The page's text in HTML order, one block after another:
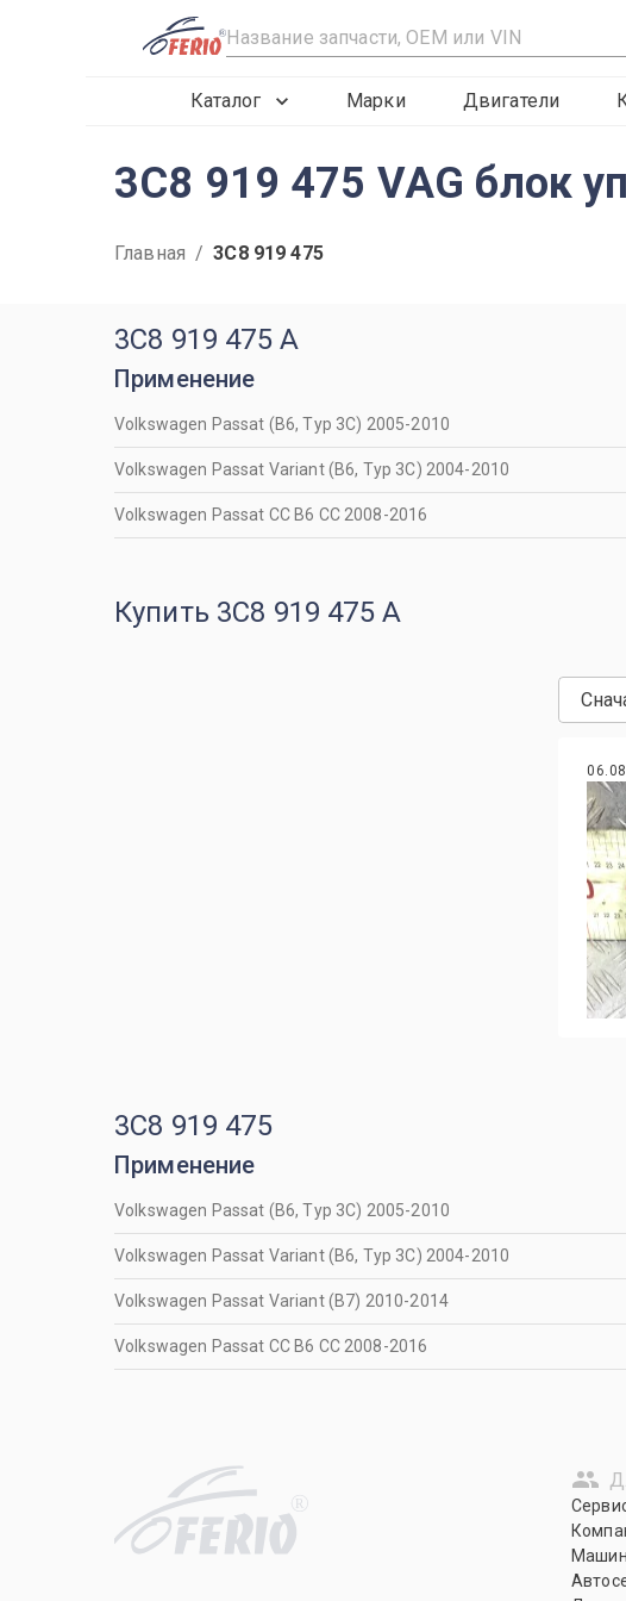
R
Каталог Марки Двигатели
3C8 919 475 VAG блок
Главная / 3C8 919 475
3C8 919 475 A
Применение
Volkswagen Passat (B6, Typ 3C) 2005-2010
Volkswagen Passat Variant (B6, Typ 3C) 2004-2010
Volkswagen Passat CC B6 CC 2008-2016
Купить 3C8 919 475 A
3C8 919 475
Применение
Volkswagen Passat (B6, Typ 3C) 2005-2010
Volkswagen Passat Variant (B6, Typ 3C) 2004-2010
Volkswagen Passat Variant (B7) 2010-2014
Volkswagen Passat CC B6 CC 2008-2016
R